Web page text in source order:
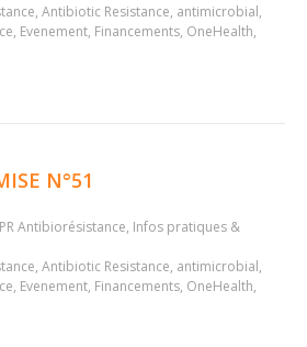
, Antibiotic Resistance, antimicrobial,
, Evenement, Financements, OneHealth,
N°51
Antibiorésistance, Infos pratiques &
, Antibiotic Resistance, antimicrobial,
, Evenement, Financements, OneHealth,